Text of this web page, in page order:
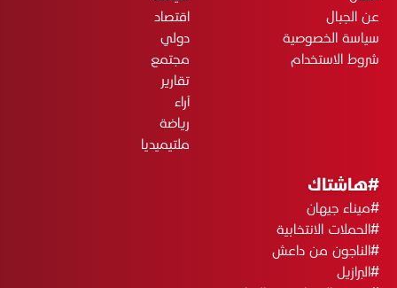
عن الجبال
سياسة الخصوصية
شروط الاستخدام
اقتصاد
دولي
مجتمع
تقارير
آراء
رياضة
ملتيميديا
#هاشتاك
#ميناء جيهان
#الحملات الانتخابية
#الناجون من داعش
#البرازيل